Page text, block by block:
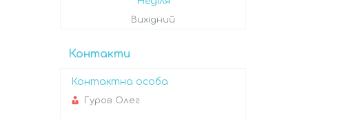
Вихідний
Контакти
Гуров Олег